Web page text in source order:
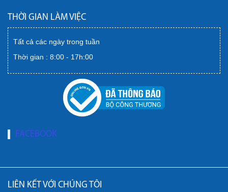
THỜI GIAN LÀM VIỆC
Tất cả các ngày trong tuần
Thời gian : 8:00 - 17h:00
FACEBOOK
LIÊN KẾT VỚI CHÚNG TÔI